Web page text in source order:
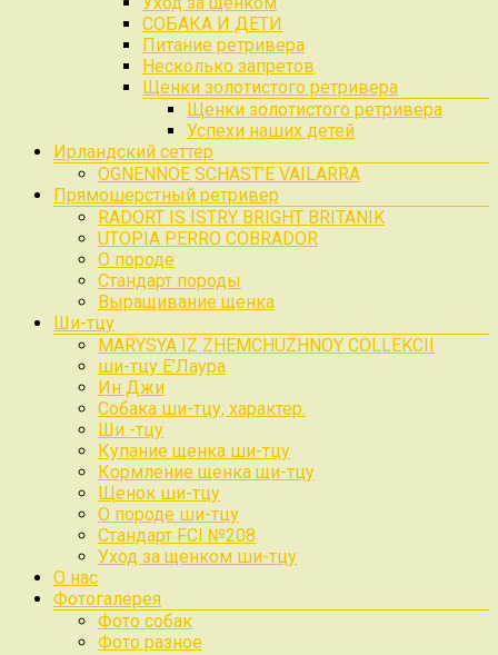
СОБАКА И ДЕТИ
Питание ретривера
Несколько запретов
Щенки золотистого ретривера
Щенки золотистого ретривера
Успехи наших детей
Ирландский сеттер
OGNENNOE SCHAST’E VAILARRA
Прямошерстный ретривер
RADORT IS ISTRY BRIGHT BRITANIK
UTOPIA PERRO COBRADOR
О породе
Стандарт породы
Выращивание щенка
Ши-тцу
MARYSYA IZ ZHEMCHUZHNOY COLLEKCII
ши-тцу Е’Лаура
Ин Джи
Собака ши-тцу, характер.
Ши -тцу
Купание щенка ши-тцу
Кормление щенка щи-тцу
Щенок ши-тцу
О породе ши-тцу
Стандарт FCI №208
Уход за щенком ши-тцу
О нас
Фотогалерея
Фото собак
Фото разное